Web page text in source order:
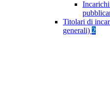
Titolari di
generali) 2